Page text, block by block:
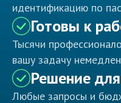
идентификацию по
Готовы к
Тысячи
вашу задачу
Решение
Любые запросы и